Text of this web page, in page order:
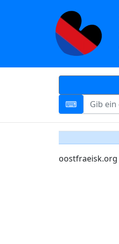
oostfraeisk.org